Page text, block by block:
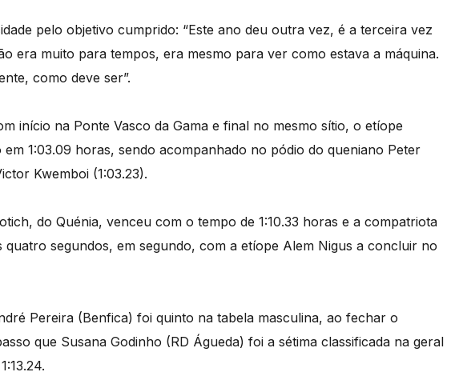
pelo objetivo cumprido: “Este ano deu outra vez, é a terceira vez
era muito para tempos, era mesmo para ver como estava a máquina.
como deve ser”.
início na Ponte Vasco da Gama e final no mesmo sítio, o etíope
1:03.09 horas, sendo acompanhado no pódio do queniano Peter
Kwemboi (1:03.23).
do Quénia, venceu com o tempo de 1:10.33 horas e a compatriota
quatro segundos, em segundo, com a etíope Alem Nigus a concluir no
Pereira (Benfica) foi quinto na tabela masculina, ao fechar o
que Susana Godinho (RD Águeda) foi a sétima classificada na geral